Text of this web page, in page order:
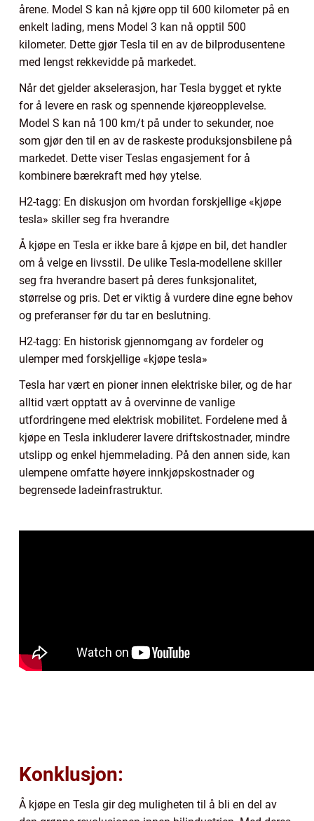
årene. Model S kan nå kjøre opp til 600 kilometer på en
enkelt lading, mens Model 3 kan nå opptil 500
kilometer. Dette gjør Tesla til en av de bilprodusentene
med lengst rekkevidde på markedet.
Når det gjelder akselerasjon, har Tesla bygget et rykte
for å levere en rask og spennende kjøreopplevelse.
Model S kan nå 100 km/t på under to sekunder, noe
som gjør den til en av de raskeste produksjonsbilene på
markedet. Dette viser Teslas engasjement for å
kombinere bærekraft med høy ytelse.
H2-tagg: En diskusjon om hvordan forskjellige «kjøpe
tesla» skiller seg fra hverandre
Å kjøpe en Tesla er ikke bare å kjøpe en bil, det handler
om å velge en livsstil. De ulike Tesla-modellene skiller
seg fra hverandre basert på deres funksjonalitet,
størrelse og pris. Det er viktig å vurdere dine egne behov
og preferanser før du tar en beslutning.
H2-tagg: En historisk gjennomgang av fordeler og
ulemper med forskjellige «kjøpe tesla»
Tesla har vært en pioner innen elektriske biler, og de har
alltid vært opptatt av å overvinne de vanlige
utfordringene med elektrisk mobilitet. Fordelene med å
kjøpe en Tesla inkluderer lavere driftskostnader, mindre
utslipp og enkel hjemmelading. På den annen side, kan
ulempene omfatte høyere innkjøpskostnader og
begrensede ladeinfrastruktur.
Konklusjon:
Å kjøpe en Tesla gir deg muligheten til å bli en del av